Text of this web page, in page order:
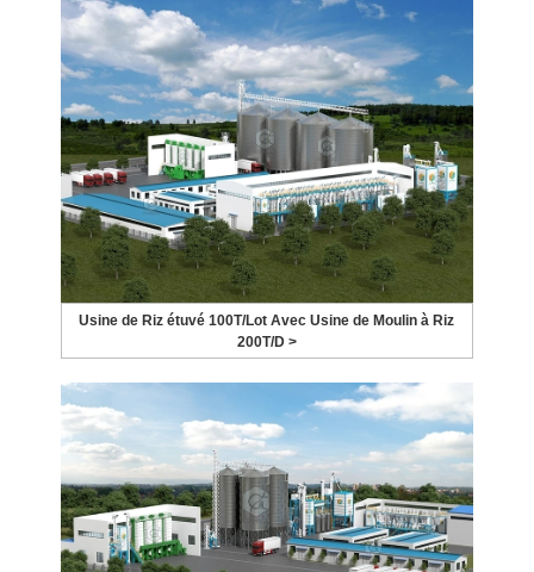
Usine de Riz étuvé 100T/Lot Avec Usine de Moulin à Riz
200T/D >